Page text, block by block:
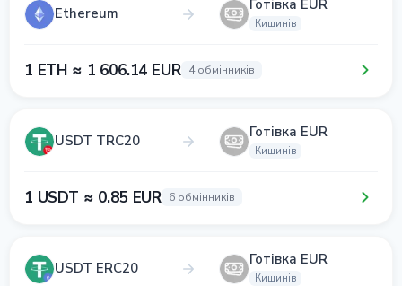
Ethereum Готівка EUR
Кишинів
1 ETH ≈ 1 606.14 EUR 4 обмінників
USDT TRC20 Готівка EUR
Кишинів
1 USDT ≈ 0.85 EUR 6 обмінників
USDT ERC20 Готівка EUR
Кишинів